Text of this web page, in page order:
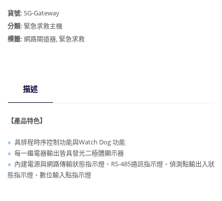
救
網
路
閘
貨號: SG-Gateway
分類: 緊急求救主機
標籤: 網路閘道器, 緊急求救
描述
【產品特色】
● 具排程時序控制功能與Watch Dog 功能
● 每一繼電器輸出皆具發光二極體顯示器
● 內建電源與網路傳輸狀態指示燈、RS-485通訊指示燈、偵測點輸出入狀
態指示燈、數位輸入點指示燈